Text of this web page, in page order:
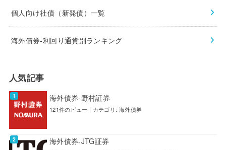
個人向け社債（新発債）一覧
海外債券-利回り通貨別ランキング
人気記事
海外債券-野村証券
121件のビュー | カテゴリ: 海外債券
海外債券-JTG証券